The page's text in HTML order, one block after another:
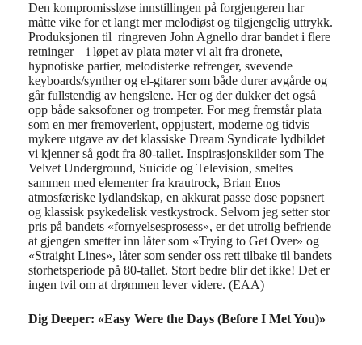
Den kompromissløse innstillingen på forgjengeren har
måtte vike for et langt mer melodiøst og tilgjengelig uttrykk.
Produksjonen til ringreven John Agnello drar bandet i flere
retninger – i løpet av plata møter vi alt fra dronete,
hypnotiske partier, melodisterke refrenger, svevende
keyboards/synther og el-gitarer som både durer avgårde og
går fullstendig av hengslene. Her og der dukker det også
opp både saksofoner og trompeter. For meg fremstår plata
som en mer fremoverlent, oppjustert, moderne og tidvis
mykere utgave av det klassiske Dream Syndicate lydbildet
vi kjenner så godt fra 80-tallet. Inspirasjonskilder som The
Velvet Underground, Suicide og Television, smeltes
sammen med elementer fra krautrock, Brian Enos
atmosfæriske lydlandskap, en akkurat passe dose popsnert
og klassisk psykedelisk vestkystrock. Selvom jeg setter stor
pris på bandets «fornyelsesprosess», er det utrolig befriende
at gjengen smetter inn låter som «Trying to Get Over» og
«Straight Lines», låter som sender oss rett tilbake til bandets
storhetsperiode på 80-tallet. Stort bedre blir det ikke! Det er
ingen tvil om at drømmen lever videre. (EAA)
Dig Deeper: «Easy Were the Days (Before I Met You)»